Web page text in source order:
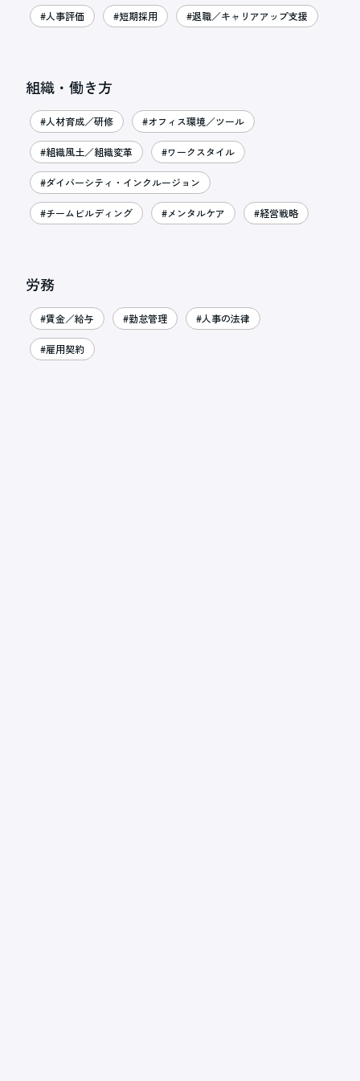
#人事評価 #短期採用 #退職／キャリアアップ支援
組織・働き方
#人材育成／研修 #オフィス環境／ツール
#組織風土／組織変革 #ワークスタイル
#ダイバーシティ・インクルージョン
#チームビルディング #メンタルケア #経営戦略
労務
#賃金／給与 #勤怠管理 #人事の法律
#雇用契約